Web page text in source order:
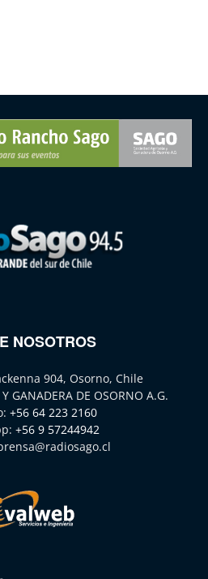
NOSOTROS
904, Osorno, Chile
GANADERA DE OSORNO A.G.
+56 64 223 2160
+56 9 57244942